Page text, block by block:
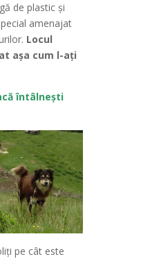
de plastic şi
amenajat
Locul
aşa cum l-aţi
întâlnești
pe cât este